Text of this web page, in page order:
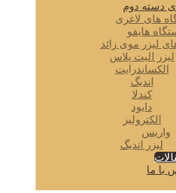
دسته دوم
های لاغری
هایفو
لیزر موی زائد
لیزر الیت پلاس
الکساندرایت
اندیگ
کندلا
دایود
الکترولیز
واریس
لیزر اندیگ
با ما